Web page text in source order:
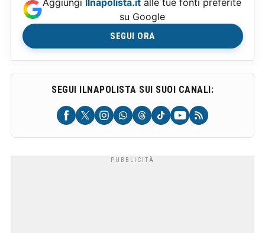
su Google
SEGUI ORA
SEGUI ILNAPOLISTA SUI SUOI CANALI: